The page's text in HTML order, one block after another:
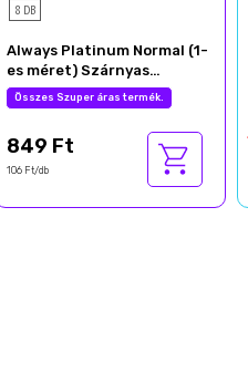
8 DB
Always Platinum Normal (1-
es méret) Szárnyas
Egészségügyi Betét, 8 db
Összes Szuper áras termék.
849 Ft
106 Ft/db